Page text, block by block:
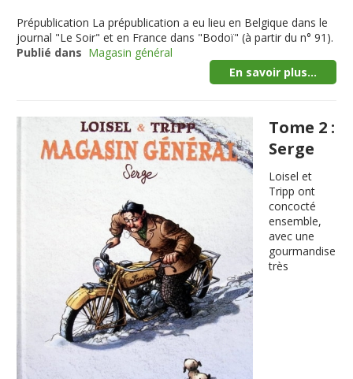
Prépublication La prépublication a eu lieu en Belgique dans le
journal "Le Soir" et en France dans "Bodoï" (à partir du n° 91).
Publié dans Magasin général
En savoir plus...
Tome 2 :
Serge
Loisel et
Tripp ont
concocté
ensemble,
avec une
gourmandise
très